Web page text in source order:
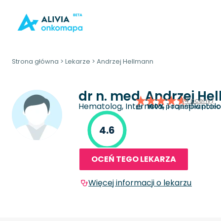
Strona główna > Lekarze > Andrzej Hellmann
dr n. med.Andrzej
Hematolog, Internista,
4.6
(4 oceny)
100%pacjentów
OCEŃ TEGO LEKARZA
Więcej informacji o lekarzu